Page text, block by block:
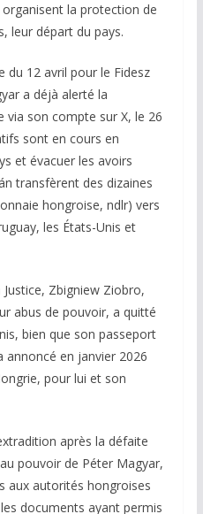
la protection de
leur départ du pays.
du 12 avril pour le Fidesz
a déjà alerté la
son compte sur X, le 26
sont en cours en
et évacuer les avoirs
transfèrent des dizaines
hongroise, ndlr) vers
les États-Unis et
Zbigniew Ziobro,
abus de pouvoir, a quitté
bien que son passeport
en janvier 2026
pour lui et son
après la défaite
pouvoir de Péter Magyar,
aux autorités hongroises
documents ayant permis